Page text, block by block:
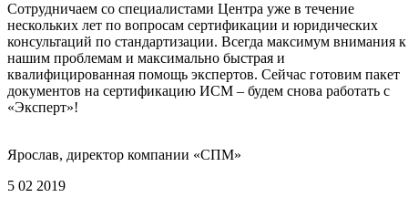
Сотрудничаем со специалистами Центра уже в течение
нескольких лет по вопросам сертификации и юридических
консультаций по стандартизации. Всегда максимум внимания к
нашим проблемам и максимально быстрая и
квалифицированная помощь экспертов. Сейчас готовим пакет
документов на сертификацию ИСМ – будем снова работать с
«Эксперт»!
Ярослав, директор компании «СПМ»
5 02 2019